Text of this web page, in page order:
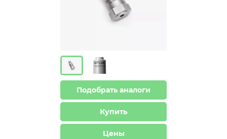
Подобрать аналоги
Купить
Цены